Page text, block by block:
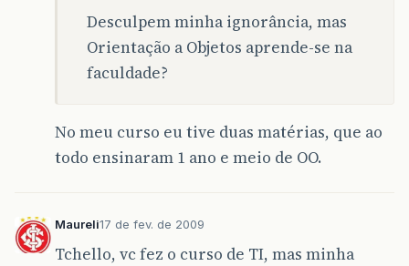
Desculpem minha ignorância, mas
Orientação a Objetos aprende-se na
faculdade?
No meu curso eu tive duas matérias, que ao
todo ensinaram 1 ano e meio de OO.
Maureli17 de fev. de 2009
Tchello, vc fez o curso de TI, mas minha